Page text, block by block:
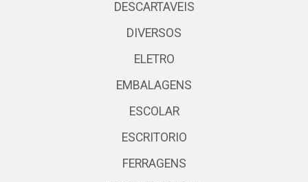
DESCARTAVEIS
DIVERSOS
ELETRO
EMBALAGENS
ESCOLAR
ESCRITORIO
FERRAGENS